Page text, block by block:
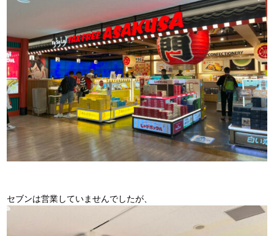
セブンは営業していませんでしたが、